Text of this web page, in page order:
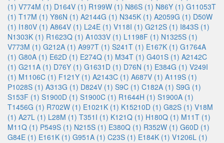
(1) V774M (1) D164V (1) R199W (1) N86S (1) N86Y (1) G11053T
(1) T17M (1) Y86N (1) A2144G (1) N345K (1) A2059G (1) D50W
(1) I180V (1) A864V (1) L24E (1) V118I (1) G212S (1) I843S (1)
N1303K (1) R1623Q (1) A1033V (1) L1198F (1) N1325S (1)
V773M (1) G212A (1) A997T (1) S241T (1) E167K (1) G1764A
(1) G80A (1) E62D (1) E274Q (1) M34T (1) G401S (1) A2142C
(1) G211A (1) D76Y (1) G1631D (1) D76N (1) E384G (1) V249I
(1) M1106C (1) F121Y (1) A2143C (1) A687V (1) A119S (1)
P1028S (1) A313G (1) D824V (1) S9C (1) C182A (1) S9G (1)
S153F (1) S1900D (1) S1900C (1) R1644H (1) S1900A (1)
T1456G (1) R702W (1) E1021K (1) K15210D (1) G82S (1) V18M
(1) A27L (1) L28M (1) T351I (1) K121Q (1) H180Q (1) M11T (1)
M11Q (1) P549S (1) N215S (1) E380Q (1) R352W (1) G60D (1)
G84E (1) E161K (1) G951A (1) C23S (1) E184K (1) V1206L (1)